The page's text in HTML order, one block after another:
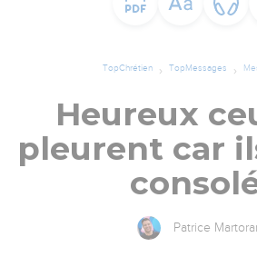
TopChrétien TopMessages
Heureux
pleurent car
Patrice